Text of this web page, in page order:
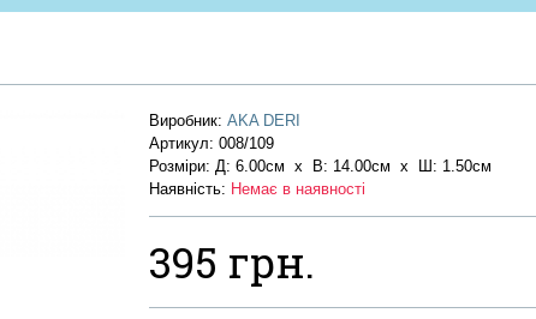
Виробник: AKA DERI
Артикул: 008/109
Розміри: Д: 6.00см х В: 14.00см x Ш: 1.50см
Наявність: Немає в наявності
395 грн.